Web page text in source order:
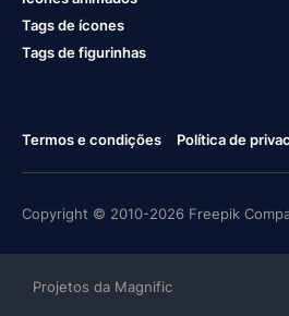
Tags de ícones
Tags de figurinhas
Termos e condições Política de
Copyright © 2010-2026 Freepik
Projetos da Magnific